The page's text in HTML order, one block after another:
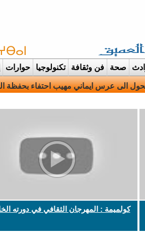
صحة فن وثقافة تكنولوجيا حوارات
الى عرس ايماني مهيب احتفاء بحفظة
كولميمة : المهرجان الثقافي في دورته